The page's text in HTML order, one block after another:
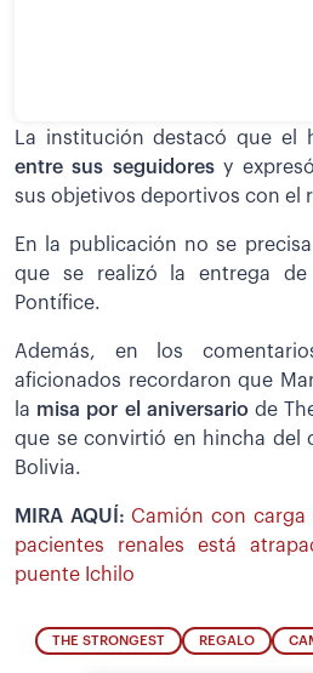
La institución destacó que el
entre sus seguidoresy
sus objetivos deportivos con el
En la publicación no se
que se realizó la entrega
Pontífice.
Además, en los
aficionados recordaron que
la misa por el aniversariode
que se convirtió en hincha del
Bolivia.
MIRA AQUÍ: Camión con carga
pacientes renales está
puente Ichilo
THE STRONGEST REGALO